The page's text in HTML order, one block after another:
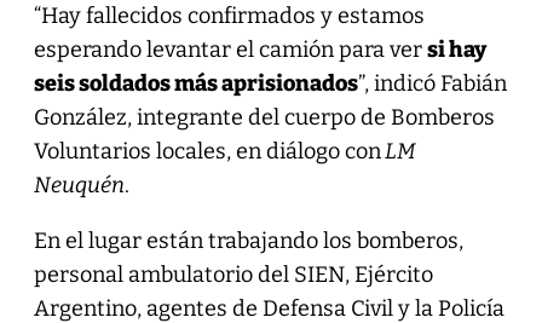
“Hay fallecidos confirmados y estamos
esperando levantar el camión para versi hay
seis soldados más aprisionados”, indicó Fabián
González, integrante del cuerpo de Bomberos
Voluntarios locales, en diálogo conLM
Neuquén.
En el lugar están trabajando los bomberos,
personal ambulatorio del SIEN, Ejército
Argentino, agentes de Defensa Civil y la Policía